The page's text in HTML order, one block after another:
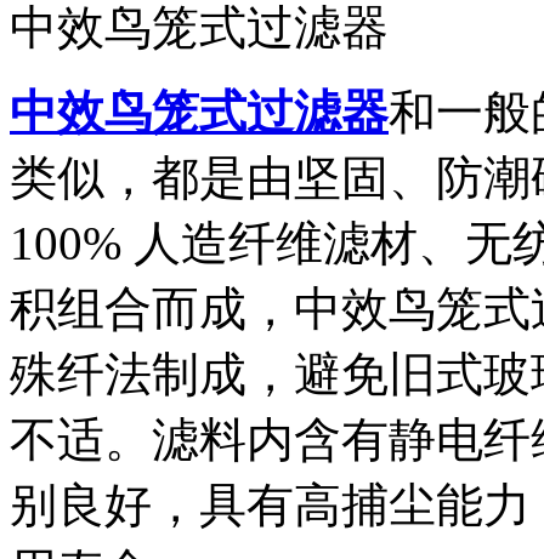
中效鸟笼式过滤器
中效鸟笼式过滤器和一般
类似，都是由坚固、防
100% 人造纤维滤材、无
积组合而成，中效鸟笼
殊纤法制成，避免旧式
不适。滤料内含有静电
别良好，具有高捕尘能